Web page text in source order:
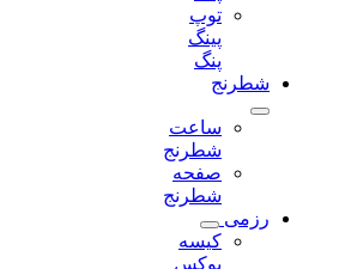
توپ
شطرنج
ساعت
شطرنج
صفحه
شطرنج
رزمی
کیسه
بوکس